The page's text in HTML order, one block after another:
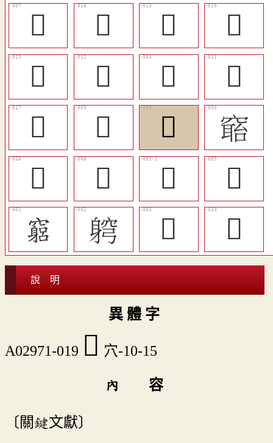
󴎶 󴏁 󴎼
󴎹
󴎾
󴎻 󴎳
󴎺
󴏀
󴎸 󴏂
𥧺
󴎿
󴎷 󴎵
󴎴
竆
䠻 𨉺 󴎽
說 明
異 體 字
A02971-019 󴏂 穴-10-15
內 容
〔關鍵文獻〕